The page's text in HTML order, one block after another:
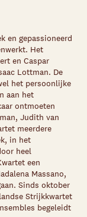
en gepassioneerd
Het
en Caspar
Lottman. De
het persoonlijke
aan het
ontmoeten
Judith van
meerdere
in het
heel
een
Massano,
Sinds oktober
Strijkkwartet
begeleidt